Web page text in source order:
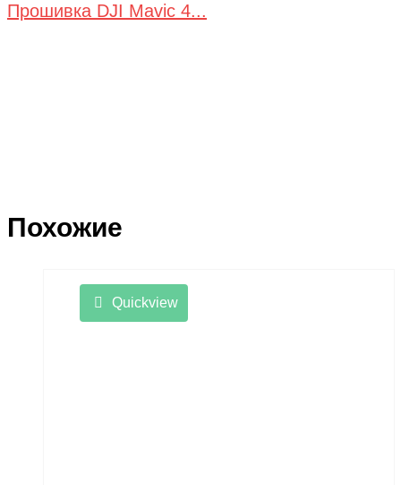
Прошивка DJI Mavic 4...
Похожие
Quickview